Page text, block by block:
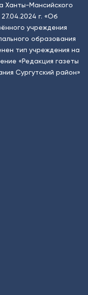
Ханты-Мансийского
г. «Об
учреждения
образования
тип учреждения на
«Редакция газеты
Сургутский район»